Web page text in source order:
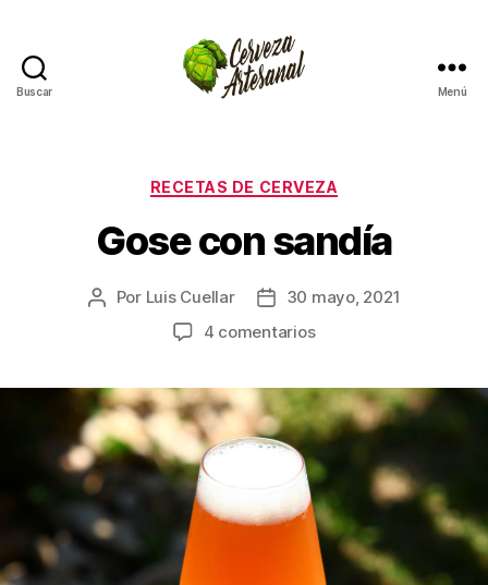
Buscar
artesanal
casa
Menú
Categorías
RECETAS DE CERVEZA
Gose con sandía
Autor
Por Luis Cuellar
Fecha
de
30 mayo, 2021
4 comentariosen
sandía